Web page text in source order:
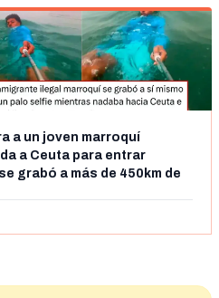
a un joven marroquí
a Ceuta para entrar
grabó a más de 450km de